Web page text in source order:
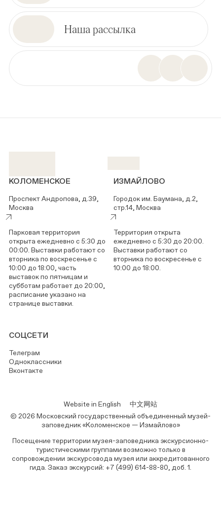
Наша рассылка
КОЛОМЕНСКОЕ
Проспект Андропова, д.39,
Москва
Парковая территория
открыта ежедневно с 5:30 до
00:00. Выставки работают со
вторника по воскресенье с
10:00 до 18:00, часть
выставок по пятницам и
субботам работает до 20:00,
расписание указано на
странице выставки.
ИЗМАЙЛОВО
Городок им. Баумана, д.2,
стр.14, Москва
Территория открыта
ежедневно с 5:30 до 20:00.
Выставки работают со
вторника по воскресенье с
10:00 до 18:00.
СОЦСЕТИ
Телеграм
Одноклассники
Вконтакте
Website in English
中文网站
© 2026 Московский государственный объединенный музей-
заповедник «Коломенское — Измайлово»
Посещение территории музея-заповедника экскурсионно-
туристическими группами возможно только в
сопровождении экскурсовода музея или аккредитованного
гида. Заказ экскурсий: +7 (499) 614-88-80, доб. 1.